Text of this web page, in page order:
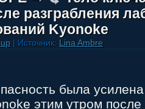
разграбления
Kyonoke
.up | Источник: Lina Ambre
была
этим утром после